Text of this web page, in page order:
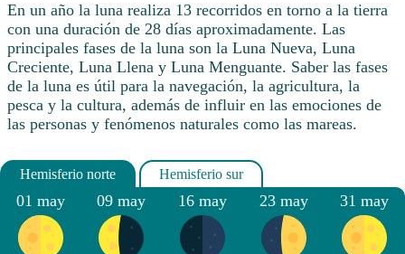
En un año la luna realiza 13 recorridos en torno a la tierra
con una duración de 28 días aproximadamente. Las
principales fases de la luna son la Luna Nueva, Luna
Creciente, Luna Llena y Luna Menguante. Saber las fases
de la luna es útil para la navegación, la agricultura, la
pesca y la cultura, además de influir en las emociones de
las personas y fenómenos naturales como las mareas.
01 may 09 may 16 may 23 may 31 may